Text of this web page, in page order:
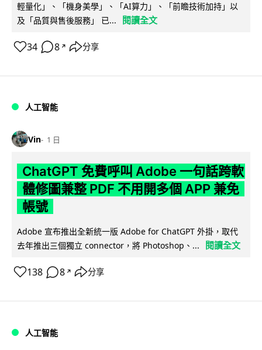
輕量化」、「機身美學」、「AI算力」、「前瞻技術加持」以
及「品質與售後服務」 已...
閱讀全文
34 8 ↗ 分享
人工智能
Vin 1 日
ChatGPT 免費呼叫 Adobe 一句話跨軟
體修圖兼整 PDF 不用開多個 APP 兼免
帳號
Adobe 宣布推出全新統一版 Adobe for ChatGPT 外掛，取代
去年推出三個獨立 connector，將 Photoshop、...
閱讀全文
138 8 ↗ 分享
人工智能